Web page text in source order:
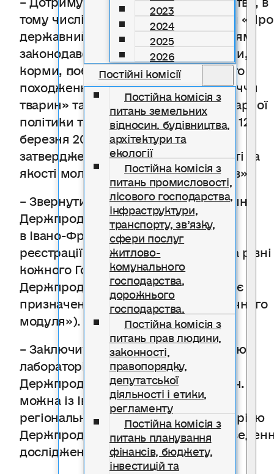
2023
2024
2025
2026
Постійні комісії
Постійна комісія з
питань земельних
відносин. будівництва,
архітектури та
екології
Постійна комісія з
питань промисловості,
лісового господарства,
інфраструктури,
транспорту, зв’язку,
сфери послуг
житлово-
комунального
господарства,
дорожнього
господарства.
Постійна комісія з
питань прав людини,
законності,
правопорядку,
депутатської
діяльності і етики,
регламенту
Постійна комісія з
питань планування
фінансів, бюджету,
інвестицій та
тому числі статті 40 Закону України «Про
державний контроль за дотриманням
законодавства про харчові продукти,
корми, побічні продукти тваринного
походження, здоров’я та благополуччя
тварин» та наказу Міністерства аграрної
політики та продовольства України 12
березня 2019 року № 118 «Про
затвердження Вимог до безпечності та
якості молока і молочних продуктів».
– Звернутись до Головного управління
Держпродспоживслужби
в Івано-Франківській області для
реєстрації в Молочному Модулі (На рівні
кожного Головного управління
Держпродспоживслужби в області є
призначений адміністратор «Молочного
модуля»).
– Заключити угоду з уповноваженою
лабораторією
Держпродспоживслужби (в т. ч.
можна із Івано-Франківською
регіональною державною лабораторією
Держпродспоживслужби ) на
дослідження сирого молока.